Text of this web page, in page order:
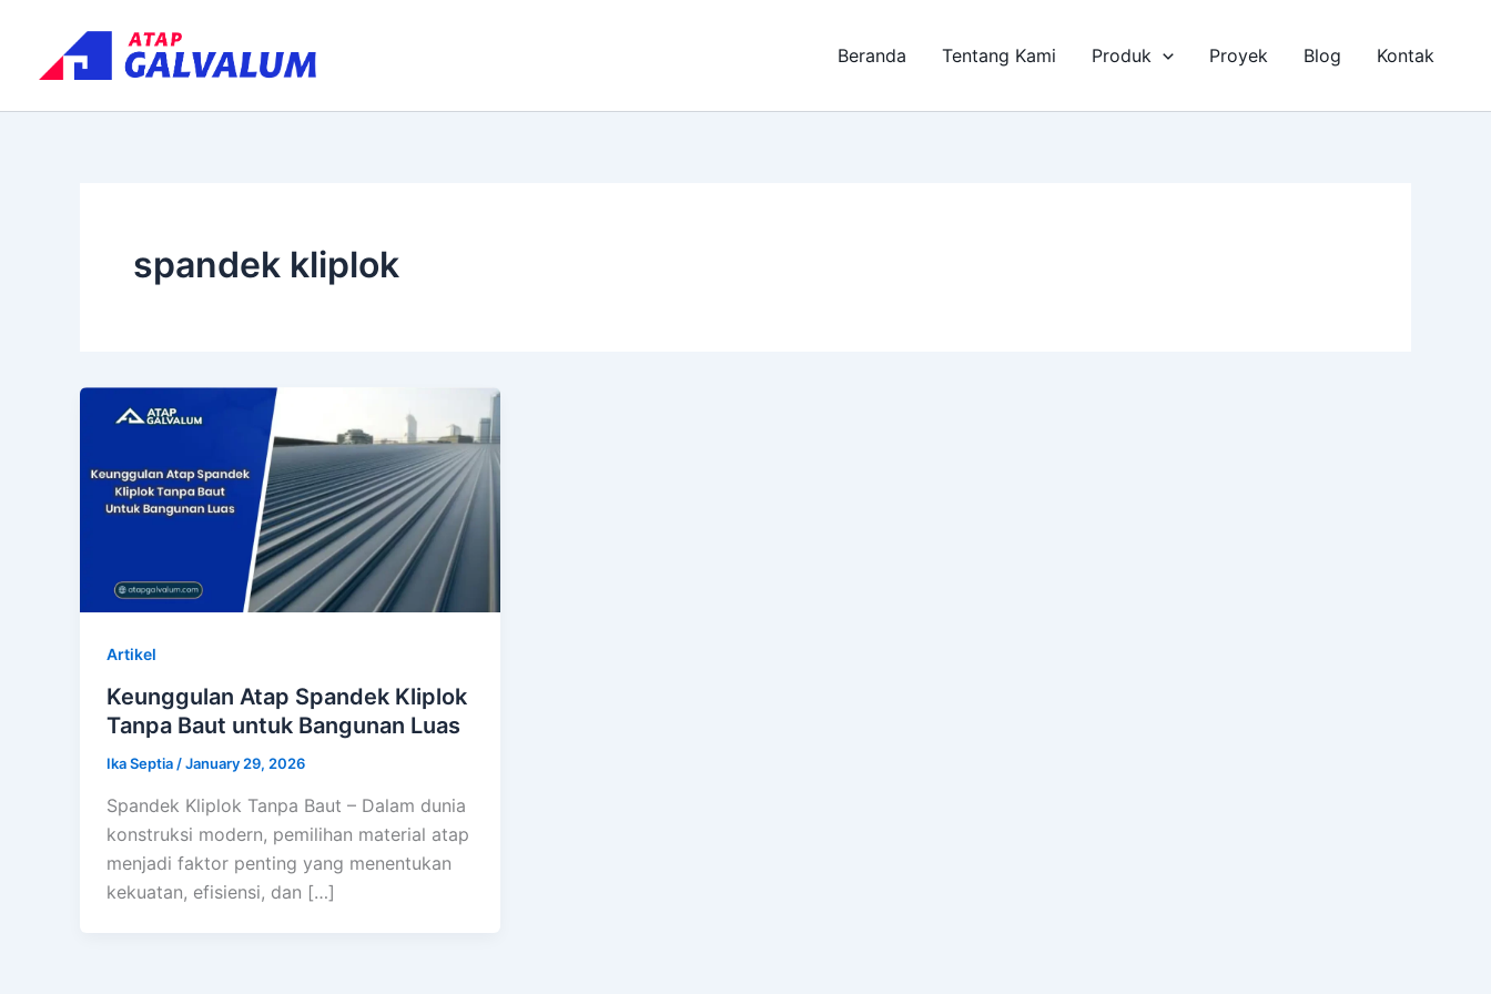
content
Beranda Tentang Kami Produk Proyek Blog Kontak
spandek kliplok
Artikel
Keunggulan Atap Spandek Kliplok
Tanpa Baut untuk Bangunan Luas
Ika Septia /January 29, 2026
Spandek Kliplok Tanpa Baut – Dalam dunia
konstruksi modern, pemilihan material atap
menjadi faktor penting yang menentukan
kekuatan, efisiensi, dan […]